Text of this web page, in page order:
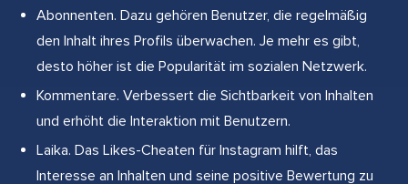
Abonnenten. Dazu gehören Benutzer, die regelmäßig
den Inhalt ihres Profils überwachen. Je mehr es gibt,
desto höher ist die Popularität im sozialen Netzwerk.
Kommentare. Verbessert die Sichtbarkeit von Inhalten
und erhöht die Interaktion mit Benutzern.
Laika. Das Likes-Cheaten für Instagram hilft, das
Interesse an Inhalten und seine positive Bewertung zu